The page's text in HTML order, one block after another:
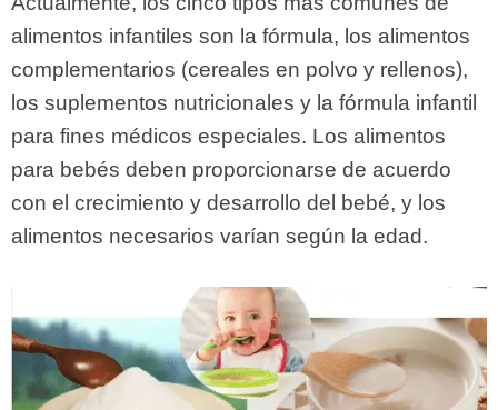
alimentos infantiles son la fórmula, los alimentos
complementarios (cereales en polvo y rellenos),
los suplementos nutricionales y la fórmula infantil
para fines médicos especiales. Los alimentos
para bebés deben proporcionarse de acuerdo
con el crecimiento y desarrollo del bebé, y los
alimentos necesarios varían según la edad.